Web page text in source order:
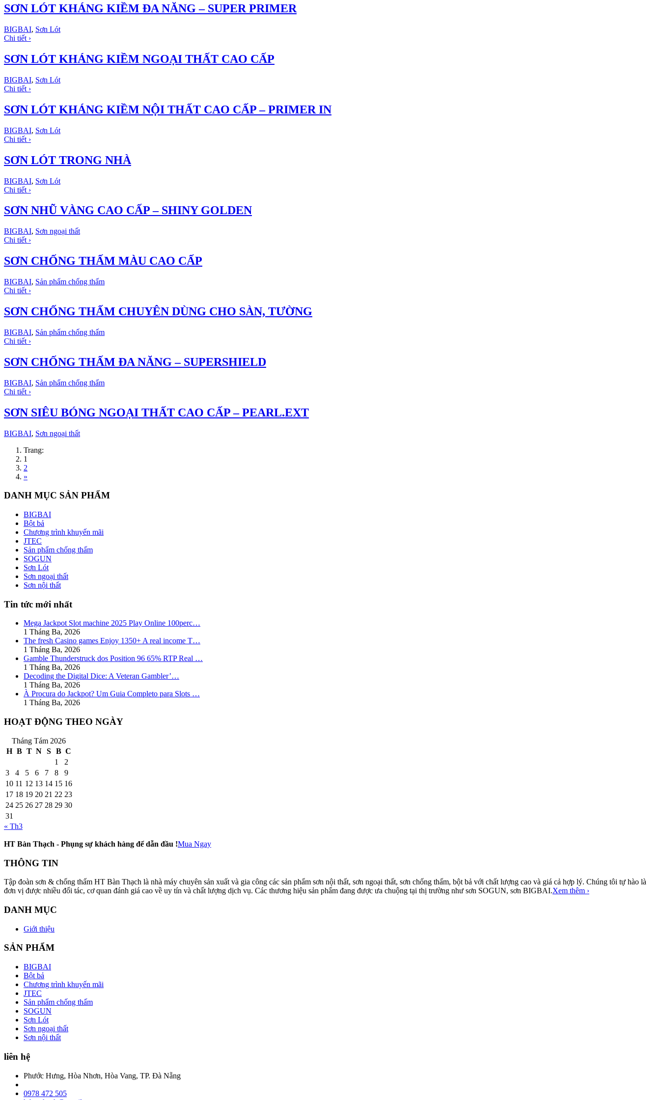
SƠN LÓT KHÁNG KIỀM ĐA NĂNG – SUPER PRIMER
BIGBAI, Sơn Lót
Chi tiết ›
SƠN LÓT KHÁNG KIỀM NGOẠI THẤT CAO CẤP
BIGBAI, Sơn Lót
Chi tiết ›
SƠN LÓT KHÁNG KIỀM NỘI THẤT CAO CẤP – PRIMER IN
BIGBAI, Sơn Lót
Chi tiết ›
SƠN LÓT TRONG NHÀ
BIGBAI, Sơn Lót
Chi tiết ›
SƠN NHŨ VÀNG CAO CẤP – SHINY GOLDEN
BIGBAI, Sơn ngoại thất
Chi tiết ›
SƠN CHỐNG THẤM MÀU CAO CẤP
BIGBAI, Sản phẩm chống thấm
Chi tiết ›
SƠN CHỐNG THẤM CHUYÊN DÙNG CHO SÀN, TƯỜNG
BIGBAI, Sản phẩm chống thấm
Chi tiết ›
SƠN CHỐNG THẤM ĐA NĂNG – SUPERSHIELD
BIGBAI, Sản phẩm chống thấm
Chi tiết ›
SƠN SIÊU BÓNG NGOẠI THẤT CAO CẤP – PEARL.EXT
BIGBAI, Sơn ngoại thất
Trang:
1
2
»
DANH MỤC SẢN PHẨM
BIGBAI
Bột bả
Chương trình khuyến mãi
JTEC
Sản phẩm chống thấm
SOGUN
Sơn Lót
Sơn ngoại thất
Sơn nội thất
Tin tức mới nhất
Mega Jackpot Slot machine 2025 Play Online 100perc…
1 Tháng Ba, 2026
The fresh Casino games Enjoy 1350+ A real income T…
1 Tháng Ba, 2026
Gamble Thunderstruck dos Position 96 65% RTP Real …
1 Tháng Ba, 2026
Decoding the Digital Dice: A Veteran Gambler’…
1 Tháng Ba, 2026
À Procura do Jackpot? Um Guia Completo para Slots …
1 Tháng Ba, 2026
HOẠT ĐỘNG THEO NGÀY
Tháng Tám 2026
H B T N S B C
1
2
3
4 5 6 7 8
9
10 11 12 13 14 15 16
17 18 19 20 21 22 23
24 25 26 27 28 29 30
31
« Th3
HT Bàn Thạch - Phụng sự khách hàng để dẫn đầu !Mua Ngay
THÔNG TIN
Tập đoàn sơn & chống thấm HT Bàn Thạch là nhà máy chuyên sản xuất và gia công các sản phẩm sơn nội thất, sơn ngoại thất, sơn chống thấm, bột bả với chất lượng cao và giá cả hợp lý. Chúng tôi tự hào là
đơn vị được nhiều đối tác, cơ quan đánh giá cao về uy tín và chất lượng dịch vụ. Các thương hiệu sản phẩm đang được ưa chuộng tại thị trường như sơn SOGUN, sơn BIGBAI.Xem thêm ›
DANH MỤC
Giới thiệu
SẢN PHẨM
BIGBAI
Bột bả
Chương trình khuyến mãi
JTEC
Sản phẩm chống thấm
SOGUN
Sơn Lót
Sơn ngoại thất
Sơn nội thất
liên hệ
Phước Hưng, Hòa Nhơn, Hòa Vang, TP. Đà Nẵng
0978 472 505